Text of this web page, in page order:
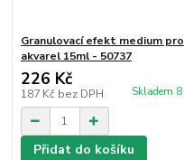
Granulovací efekt medium pro
akvarel 15ml - 50737
226 Kč
187 Kč bez DPH Skladem 8
Přidat do košíku